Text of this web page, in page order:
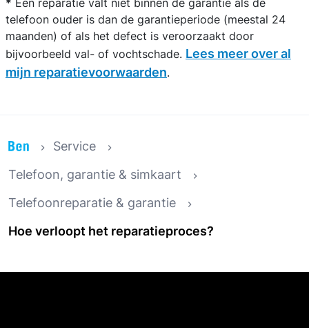
* Een reparatie valt niet binnen de garantie als de
telefoon ouder is dan de garantieperiode (meestal 24
maanden) of als het defect is veroorzaakt door
bijvoorbeeld val- of vochtschade. Lees meer over al
mijn reparatievoorwaarden.
Service
Telefoon, garantie & simkaart
Telefoonreparatie & garantie
Hoe verloopt het reparatieproces?